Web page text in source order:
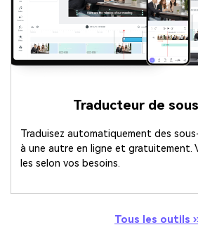
Traducteur de
Traduisez automatiquement des
à une autre en ligne et gratuitement.
les selon vos besoins.
Tous les outils